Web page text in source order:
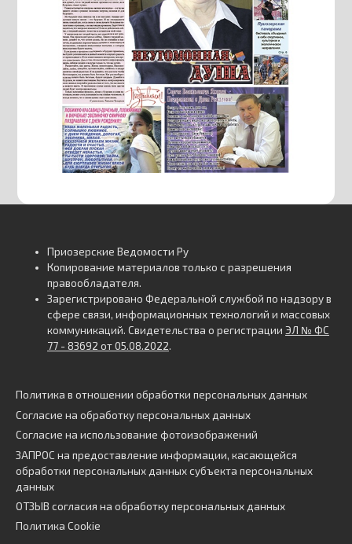
Приозерские Ведомости Ру
Копирование материалов только с разрешения
правообладателя.
Зарегистрировано Федеральной службой по надзору в
сфере связи, информационных технологий и массовых
коммуникаций. Свидетельства о регистрации ЭЛ № ФС
77 - 83692 от 05.08.2022.
Политика в отношении обработки персональных данных
Согласие на обработку персональных данных
Согласие на использование фотоизображений
ЗАПРОС на предоставление информации, касающейся
обработки персональных данных субъекта персональных
данных
ОТЗЫВ согласия на обработку персональных данных
Политика Cookie